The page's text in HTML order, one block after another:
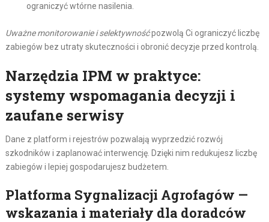
ograniczyć wtórne nasilenia.
Uważne monitorowanie i selektywnośćpozwolą Ci ograniczyć liczbę
zabiegów bez utraty skuteczności i obronić decyzje przed kontrolą.
Narzędzia IPM w praktyce:
systemy wspomagania decyzji i
zaufane serwisy
Dane z platform i rejestrów pozwalają wyprzedzić rozwój
szkodników i zaplanować interwencję. Dzięki nim redukujesz liczbę
zabiegów i lepiej gospodarujesz budżetem.
Platforma Sygnalizacji Agrofagów —
wskazania i materiały dla doradców